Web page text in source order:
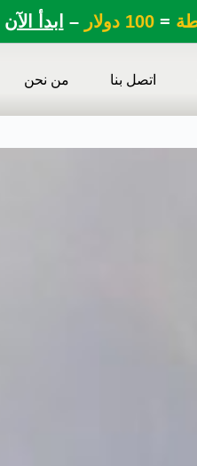
=100 دولار – ابدأ الآن
اتصل بنا من نحن